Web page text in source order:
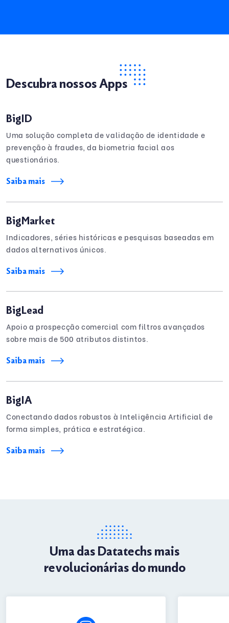
Descubra nossos Apps
BigID
Uma solução completa de validação de identidade e
prevenção à fraudes, da biometria facial aos
questionários.
Saiba mais
BigMarket
Indicadores, séries históricas e pesquisas baseadas em
dados alternativos únicos.
Saiba mais
BigLead
Apoio a prospecção comercial com filtros avançados
sobre mais de 500 atributos distintos.
Saiba mais
BigIA
Conectando dados robustos à Inteligência Artificial de
forma simples, prática e estratégica.
Saiba mais
Uma das Datatechs mais
revolucionárias do mundo